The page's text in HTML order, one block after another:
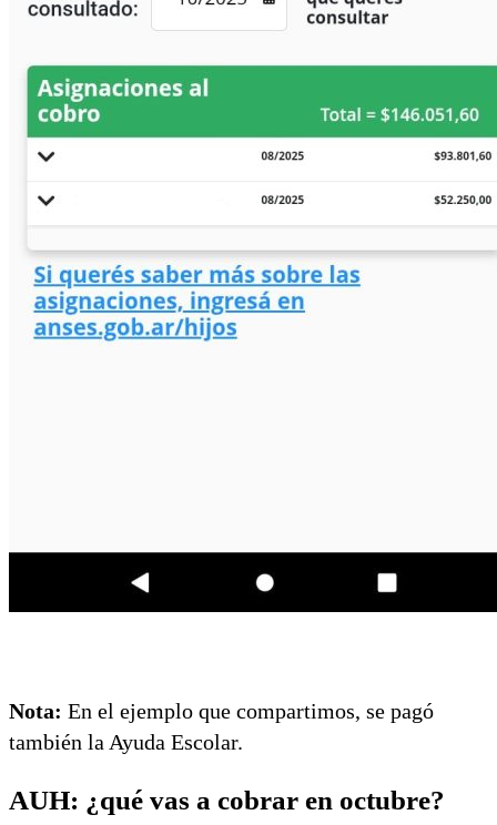
Nota: En el ejemplo que compartimos, se pagó
también la Ayuda Escolar.
AUH: ¿qué vas a cobrar en octubre?